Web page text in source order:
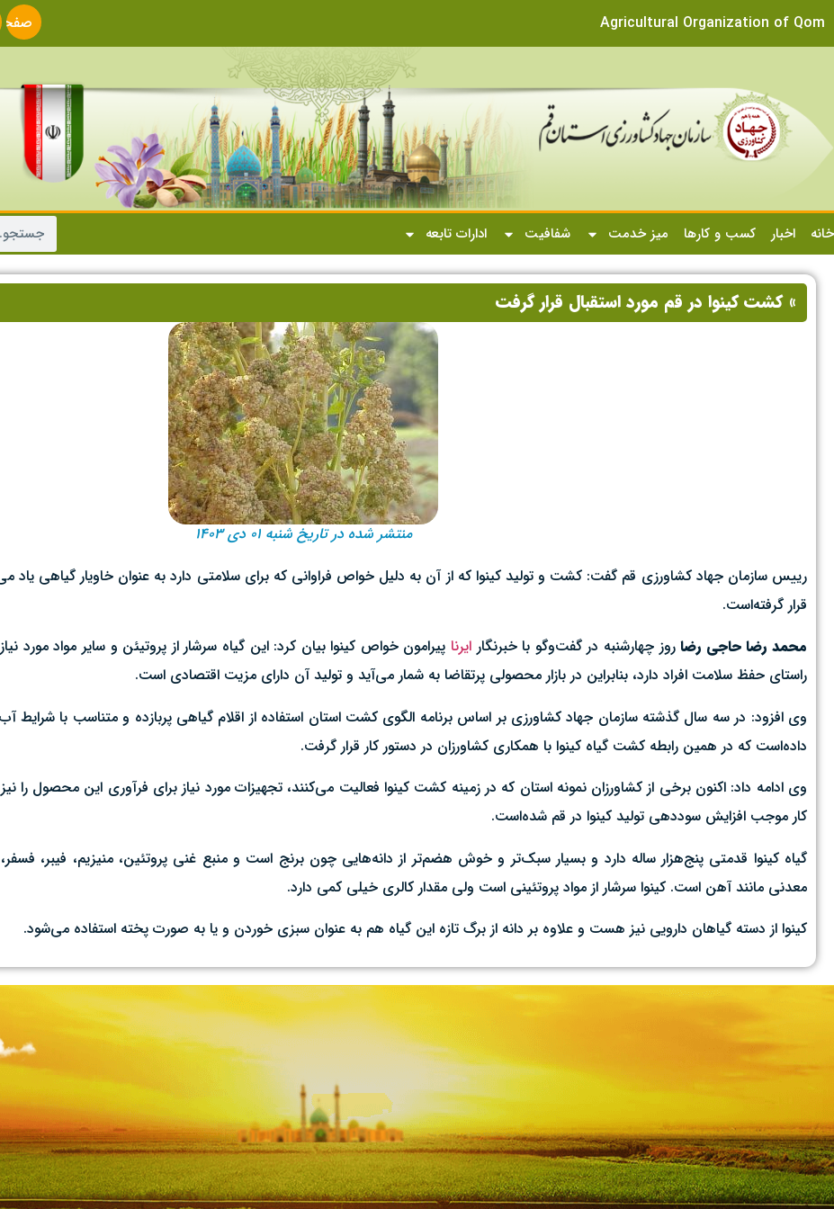
Agricultural Organization of Qom
صفحه
اصلی
خانه
اخبار کسب و کارها میز خدمت شفافیت ادارات تابعه
» کشت کینوا در قم مورد استقبال قرار گرفت
منتشر شده در تاریخ شنبه ۰۱ دی ۱۴۰۳
رییس سازمان جهاد کشاورزی قم گفت: کشت و تولید کینوا که از آن به دلیل خواص فراوانی که برای سلامتی دارد به عنوان خاویار گیاهی یاد
قرار گرفته‌است.
محمد رضا حاجی رضاروز چهارشنبه در گفت‌وگو با خبرنگار ایرنا پیرامون خواص کینوا بیان کرد: این گیاه سرشار از پروتیئن و سایر مواد مورد
راستای حفظ سلامت افراد دارد، بنابراین در بازار محصولی پرتقاضا به شمار می‌آید و تولید آن دارای مزیت اقتصادی است.
وی افزود:‌ در سه سال گذشته سازمان جهاد کشاورزی بر اساس برنامه الگوی کشت استان استفاده از اقلام گیاهی پربازده و متناسب با شرایط
داده‌است که در همین رابطه کشت گیاه کینوا با همکاری کشاورزان در دستور کار قرار گرفت.
وی ادامه داد: اکنون برخی از کشاورزان نمونه استان که در زمینه کشت کینوا فعالیت می‌کنند، تجهیزات مورد نیاز برای فرآوری این محصول را
کار موجب افزایش سوددهی تولید کینوا در قم شده‌است.
معدنی مانند آهن است. کینوا سرشار از مواد پروتئینی است ولی مقدار کالری خیلی کمی دارد.
کینوا از دسته گیاهان دارویی نیز هست و علاوه بر دانه از برگ تازه این گیاه هم به عنوان سبزی خوردن و یا به صورت پخته استفاده می‌شود.